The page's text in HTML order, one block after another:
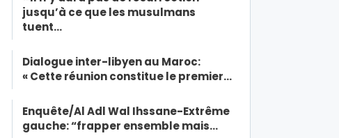
jusqu’à ce que les musulmans
tuent…
Dialogue inter-libyen au Maroc:
« Cette réunion constitue le premier…
Enquête/Al Adl Wal Ihssane-Extrême
gauche: “frapper ensemble mais…